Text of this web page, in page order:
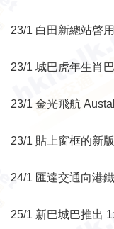
23/1 白田新總站啓用
23/1 城巴虎年生肖
23/1 金光飛航
23/1 貼上窗框的新
24/1 匯達交通向港
25/1 新巴城巴推出